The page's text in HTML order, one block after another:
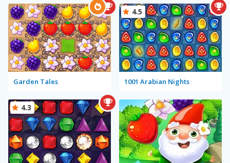
Garden Tales 1001 Arabian Nights
4.5
4.3